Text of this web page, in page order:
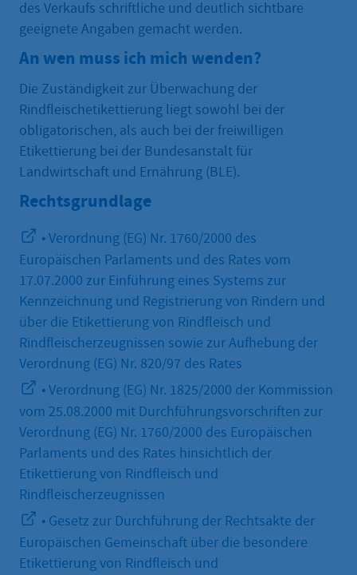
des Verkaufs schriftliche und deutlich sichtbare
geeignete Angaben gemacht werden.
An wen muss ich mich wenden?
Die Zuständigkeit zur Überwachung der
Rindfleischetikettierung liegt sowohl bei der
obligatorischen, als auch bei der freiwilligen
Etikettierung bei der Bundesanstalt für
Landwirtschaft und Ernährung (BLE).
Rechtsgrundlage
• Verordnung (EG) Nr. 1760/2000 des
Europäischen Parlaments und des Rates vom
17.07.2000 zur Einführung eines Systems zur
Kennzeichnung und Registrierung von Rindern und
über die Etikettierung von Rindfleisch und
Rindfleischerzeugnissen sowie zur Aufhebung der
Verordnung (EG) Nr. 820/97 des Rates
• Verordnung (EG) Nr. 1825/2000 der Kommission
vom 25.08.2000 mit Durchführungsvorschriften zur
Verordnung (EG) Nr. 1760/2000 des Europäischen
Parlaments und des Rates hinsichtlich der
Etikettierung von Rindfleisch und
Rindfleischerzeugnissen
• Gesetz zur Durchführung der Rechtsakte der
Europäischen Gemeinschaft über die besondere
Etikettierung von Rindfleisch und